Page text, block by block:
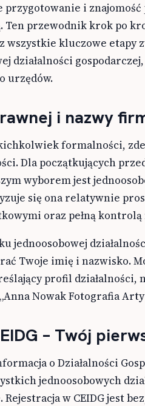
przygotowanie i
Ten przewodnik krok po
wszystkie kluczowe etapy
działalności
urzędów.
i nazwy
formalności,
Dla początkujących
wyborem jest
się ona relatywnie
oraz pełną kontrolą
jednoosobowej
Twoje imię i nazwisko.
profil działalności,
Nowak Fotografia
– Twój
o Działalności
jednoosobowych
w CEIDG jest